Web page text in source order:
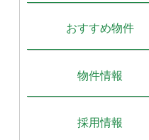
おすすめ物件
物件情報
採用情報